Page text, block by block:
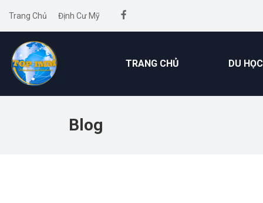
Trang Chủ Định Cư Mỹ
TRANG CHỦ DU HỌC
Blog